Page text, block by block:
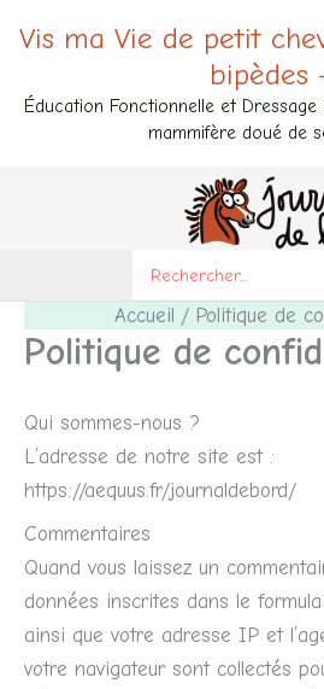
Vis ma Vie de petit
bipèdes
Éducation Fonctionnelle et
mammifère doué de
for:
Accueil Politique de
Politique de
Qui sommes-nous ?
L’adresse de notre site est :
https://aequus.fr/journaldebord/
Commentaires
Quand vous laissez un
données inscrites dans le
ainsi que votre adresse IP et
votre navigateur sont collectés